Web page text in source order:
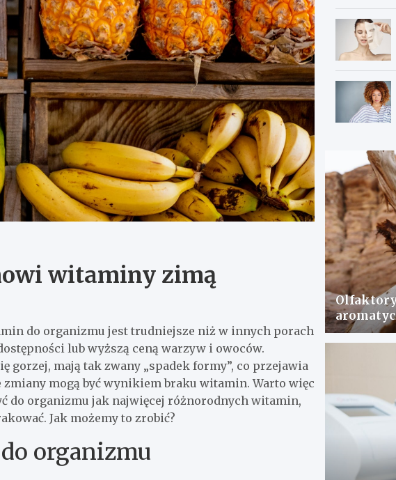
witaminy zimą
do organizmu jest trudniejsze niż w innych porach
lub wyższą ceną warzyw i owoców.
gorzej, mają tak zwany „spadek formy”, co przejawia
mogą być wynikiem braku witamin. Warto więc
do organizmu jak najwięcej różnorodnych witamin,
Jak możemy to zrobić?
organizmu